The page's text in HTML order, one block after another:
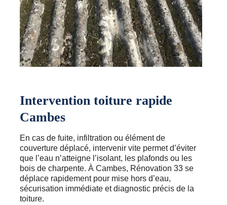
Intervention toiture rapide
Cambes
En cas de fuite, infiltration ou élément de
couverture déplacé, intervenir vite permet d’éviter
que l’eau n’atteigne l’isolant, les plafonds ou les
bois de charpente. À Cambes, Rénovation 33 se
déplace rapidement pour mise hors d’eau,
sécurisation immédiate et diagnostic précis de la
toiture.